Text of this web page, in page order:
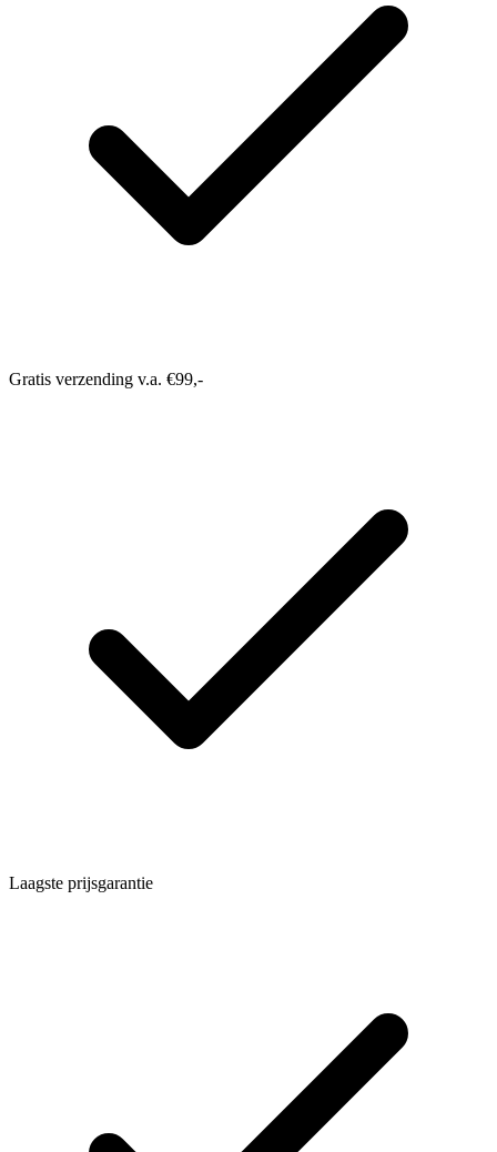
Gratis verzending v.a. €99,-
Laagste prijsgarantie